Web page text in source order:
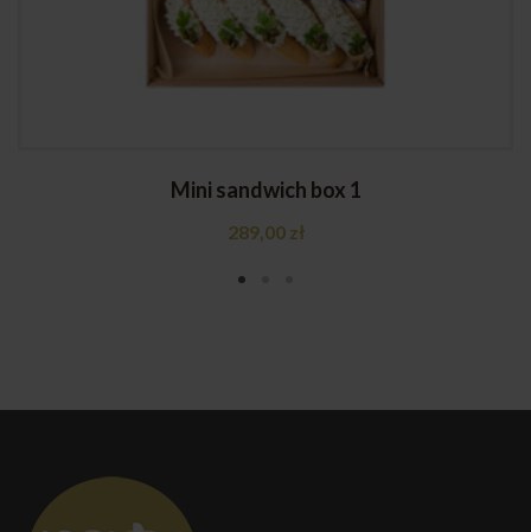
Mini sandwich box 1
289,00 zł